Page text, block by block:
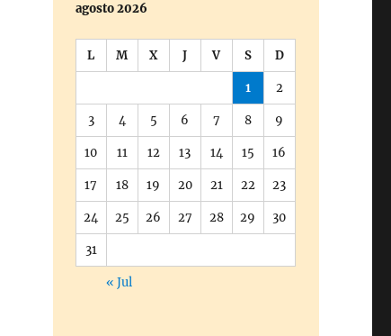
agosto 2026
L M X J V S D
1 2
3 4 5 6 7 8 9
10 11 12 13 14 15 16
17 18 19 20 21 22 23
24 25 26 27 28 29 30
31
« Jul